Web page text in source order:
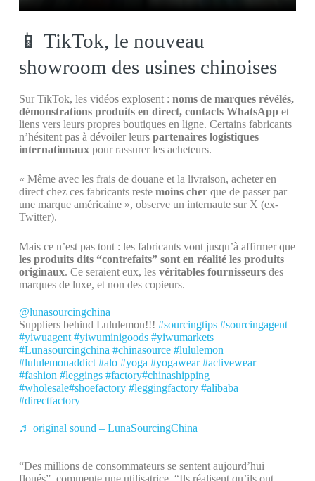
📱 TikTok, le nouveau
showroom des usines chinoises
Sur TikTok, les vidéos explosent : noms de marques révélés,
démonstrations produits en direct, contacts WhatsAppet
liens vers leurs propres boutiques en ligne. Certains fabricants
n’hésitent pas à dévoiler leurs partenaires logistiques
internationauxpour rassurer les acheteurs.
« Même avec les frais de douane et la livraison, acheter en
direct chez ces fabricants reste moins cherque de passer par
une marque américaine », observe un internaute sur X (ex-
Twitter).
Mais ce n’est pas tout : les fabricants vont jusqu’à affirmer que
les produits dits “contrefaits” sont en réalité les produits
originaux. Ce seraient eux, les véritables fournisseursdes
marques de luxe, et non des copieurs.
@lunasourcingchina
Suppliers behind Lululemon!!! #sourcingtips #sourcingagent
#yiwuagent #yiwuminigoods #yiwumarkets
#Lunasourcingchina #chinasource #lululemon
#lululemonaddict #alo #yoga #yogawear #activewear
#fashion #leggings #factory#chinashipping
#wholesale#shoefactory #leggingfactory #alibaba
#directfactory
♬ original sound – LunaSourcingChina
“Des millions de consommateurs se sentent aujourd’hui
floués”, commente une utilisatrice. “Ils réalisent qu’ils ont